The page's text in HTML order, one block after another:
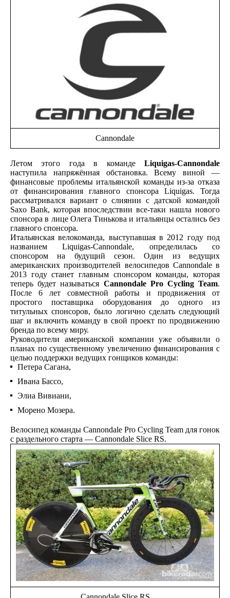
Cannondale
Летом этого года в команде Liquigas-Cannondale
наступила напряжённая обстановка. Всему виной —
финансовые проблемы итальянской команды из-за отказа
от финансирования главного спонсора Liquigas. Тогда
рассматривался вариант о слиянии с датской командой
Saxo Bank, которая впоследствии все-таки нашла нового
спонсора в лице Олега Тинькова и итальянцы остались без
главного спонсора.
Итальянская велокоманда, выступавшая в 2012 году под
названием Liquigas-Cannondale, определилась со
спонсором на будущий сезон. Один из ведущих
американских производителей велосипедов Cannondale в
2013 году станет главным спонсором команды, которая
теперь будет называться Cannondale Pro Cycling Team.
После 6 лет совместной работы и продвижения от
простого поставщика оборудования до одного из
титульных спонсоров, было логично сделать следующий
шаг и включить команду в свой проект по продвижению
бренда по всему миру.
Руководители американской компании уже объявили о
планах по существенному увеличению финансирования с
целью поддержки ведущих гонщиков команды:
Петера Сагана,
Ивана Бассо,
Элиа Вивиани,
Морено Мозера.
Велосипед команды Cannondale Pro Cycling Team для гонок
с раздельного старта — Cannondale Slice RS.